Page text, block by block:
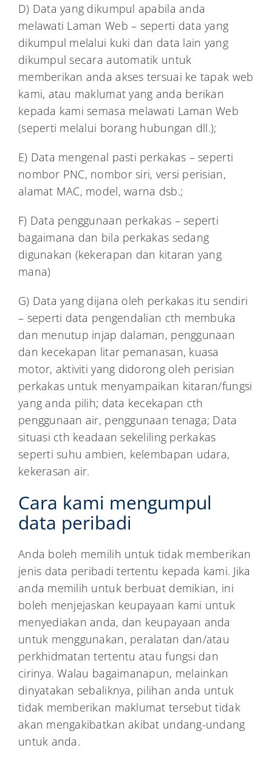
D) Data yang dikumpul apabila anda
melawati Laman Web – seperti data yang
dikumpul melalui kuki dan data lain yang
dikumpul secara automatik untuk
memberikan anda akses tersuai ke tapak web
kami, atau maklumat yang anda berikan
kepada kami semasa melawati Laman Web
(seperti melalui borang hubungan dll.);
E) Data mengenal pasti perkakas – seperti
nombor PNC, nombor siri, versi perisian,
alamat MAC, model, warna dsb.;
F) Data penggunaan perkakas – seperti
bagaimana dan bila perkakas sedang
digunakan (kekerapan dan kitaran yang
mana)
G) Data yang dijana oleh perkakas itu sendiri
– seperti data pengendalian cth membuka
dan menutup injap dalaman, penggunaan
dan kecekapan litar pemanasan, kuasa
motor, aktiviti yang didorong oleh perisian
perkakas untuk menyampaikan kitaran/fungsi
yang anda pilih; data kecekapan cth
penggunaan air, penggunaan tenaga; Data
situasi cth keadaan sekeliling perkakas
seperti suhu ambien, kelembapan udara,
kekerasan air.
Cara kami mengumpul
data peribadi
Anda boleh memilih untuk tidak memberikan
jenis data peribadi tertentu kepada kami. Jika
anda memilih untuk berbuat demikian, ini
boleh menjejaskan keupayaan kami untuk
menyediakan anda, dan keupayaan anda
untuk menggunakan, peralatan dan/atau
perkhidmatan tertentu atau fungsi dan
cirinya. Walau bagaimanapun, melainkan
dinyatakan sebaliknya, pilihan anda untuk
tidak memberikan maklumat tersebut tidak
akan mengakibatkan akibat undang-undang
untuk anda.